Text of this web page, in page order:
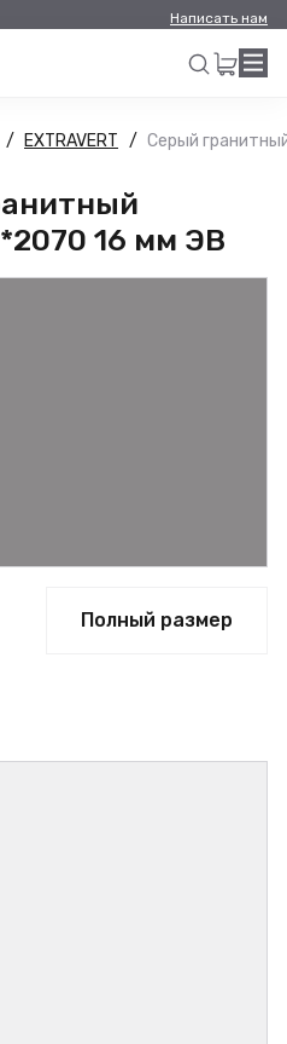
Написать нам
Искать
EXTRAVERT Серый
16 мм ЭВ
Полный размер